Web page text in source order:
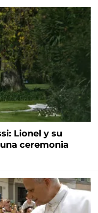
Lionel y su
ceremonia